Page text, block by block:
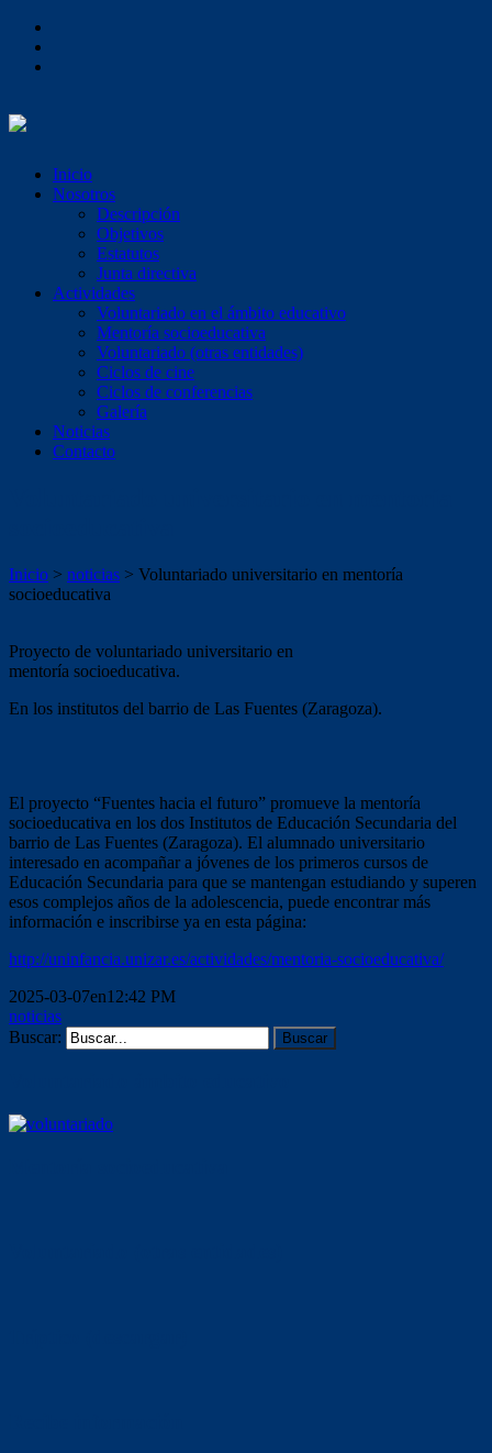
Inicio
Nosotros
Descripción
Objetivos
Estatutos
Junta directiva
Actividades
Voluntariado en el ámbito educativo
Mentoría socioeducativa
Voluntariado (otras entidades)
Ciclos de cine
Ciclos de conferencias
Galería
Noticias
Contacto
Inicio > noticias > Voluntariado universitario en mentoría
socioeducativa
Proyecto de voluntariado universitario en
mentoría socioeducativa.
En los institutos del barrio de Las Fuentes (Zaragoza).
El proyecto “Fuentes hacia el futuro” promueve la mentoría
socioeducativa en los dos Institutos de Educación Secundaria del
barrio de Las Fuentes (Zaragoza). El alumnado universitario
interesado en acompañar a jóvenes de los primeros cursos de
Educación Secundaria para que se mantengan estudiando y superen
esos complejos años de la adolescencia, puede encontrar más
información e inscribirse ya en esta página:
http://uninfancia.unizar.es/actividades/mentoria-socioeducativa/
2025-03-07en12:42 PM
noticias
Buscar: